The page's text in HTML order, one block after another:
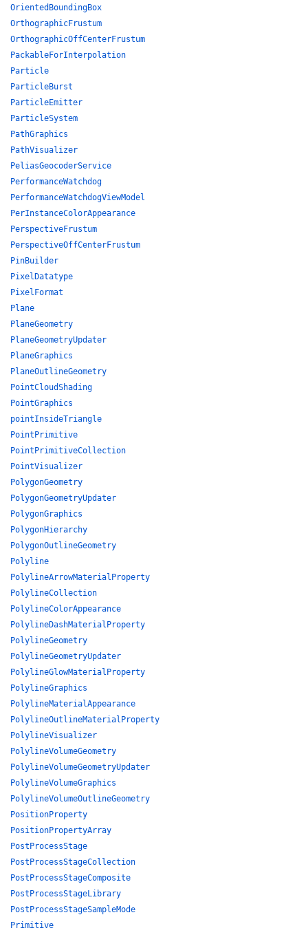
OrientedBoundingBox
OrthographicFrustum
OrthographicOffCenterFrustum
PackableForInterpolation
Particle
ParticleBurst
ParticleEmitter
ParticleSystem
PathGraphics
PathVisualizer
PeliasGeocoderService
PerformanceWatchdog
PerformanceWatchdogViewModel
PerInstanceColorAppearance
PerspectiveFrustum
PerspectiveOffCenterFrustum
PinBuilder
PixelDatatype
PixelFormat
Plane
PlaneGeometry
PlaneGeometryUpdater
PlaneGraphics
PlaneOutlineGeometry
PointCloudShading
PointGraphics
pointInsideTriangle
PointPrimitive
PointPrimitiveCollection
PointVisualizer
PolygonGeometry
PolygonGeometryUpdater
PolygonGraphics
PolygonHierarchy
PolygonOutlineGeometry
Polyline
PolylineArrowMaterialProperty
PolylineCollection
PolylineColorAppearance
PolylineDashMaterialProperty
PolylineGeometry
PolylineGeometryUpdater
PolylineGlowMaterialProperty
PolylineGraphics
PolylineMaterialAppearance
PolylineOutlineMaterialProperty
PolylineVisualizer
PolylineVolumeGeometry
PolylineVolumeGeometryUpdater
PolylineVolumeGraphics
PolylineVolumeOutlineGeometry
PositionProperty
PositionPropertyArray
PostProcessStage
PostProcessStageCollection
PostProcessStageComposite
PostProcessStageLibrary
PostProcessStageSampleMode
Primitive